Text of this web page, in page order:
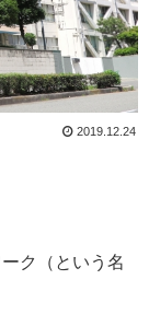
2019.12.24
ク（という名